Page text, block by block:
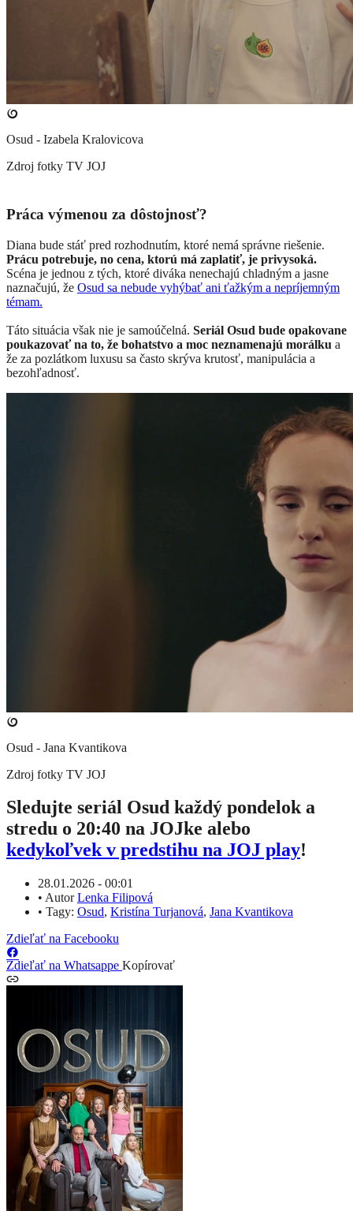
Osud - Izabela Kralovicova
Zdroj fotky TV JOJ
Práca výmenou za dôstojnosť?
Diana bude stáť pred rozhodnutím, ktoré nemá správne riešenie.
Prácu potrebuje, no cena, ktorú má zaplatiť, je privysoká.
Scéna je jednou z tých, ktoré diváka nenechajú chladným a jasne
naznačujú, že Osud sa nebude vyhýbať ani ťažkým a nepríjemným
témam.
Táto situácia však nie je samoúčelná. Seriál Osud bude opakovane
poukazovať na to, že bohatstvo a moc neznamenajú morálku a
že za pozlátkom luxusu sa často skrýva krutosť, manipulácia a
bezohľadnosť.
Osud - Jana Kvantikova
Zdroj fotky TV JOJ
Sledujte seriál Osud každý pondelok a
stredu o 20:40 na JOJke alebo
kedykoľvek v predstihu na JOJ play!
28.01.2026 - 00:01
• AutorLenka Filipová
• Tagy: Osud, Kristína Turjanová, Jana Kvantikova
Zdieľať na Facebooku
Zdieľať na Whatsappe Kopírovať